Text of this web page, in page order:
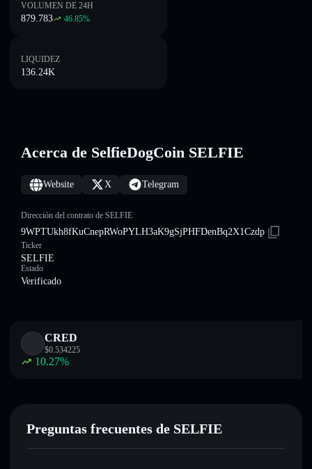
VOLUMEN DE 24H
879.783 46.85%
LIQUIDEZ
136.24K
Acerca de SelfieDogCoin SELFIE
Website X Telegram
Dirección del contrato de SELFIE
9WPTUkh8fKuCnepRWoPYLH3aK9gSjPHFDenBq2X1Czdp
Ticker
SELFIE
Estado
Verificado
CRED
$0.534225
10.27%
Preguntas frecuentes de SELFIE